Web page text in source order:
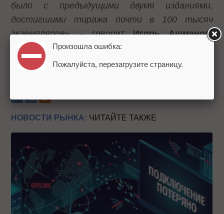
было с предыдущими двумя изданиями,
достигшими тиража почти в 100 тысяч
экземпляров», - говоритИгорь Ашманов ,
генеральный директор компании «Ашманов и
партнеры».
НОВОСТИ РЫНКА: ЧИТАЙТЕ ТАКЖЕ
Произошла ошибка:
Пожалуйста, перезагрузите страницу.